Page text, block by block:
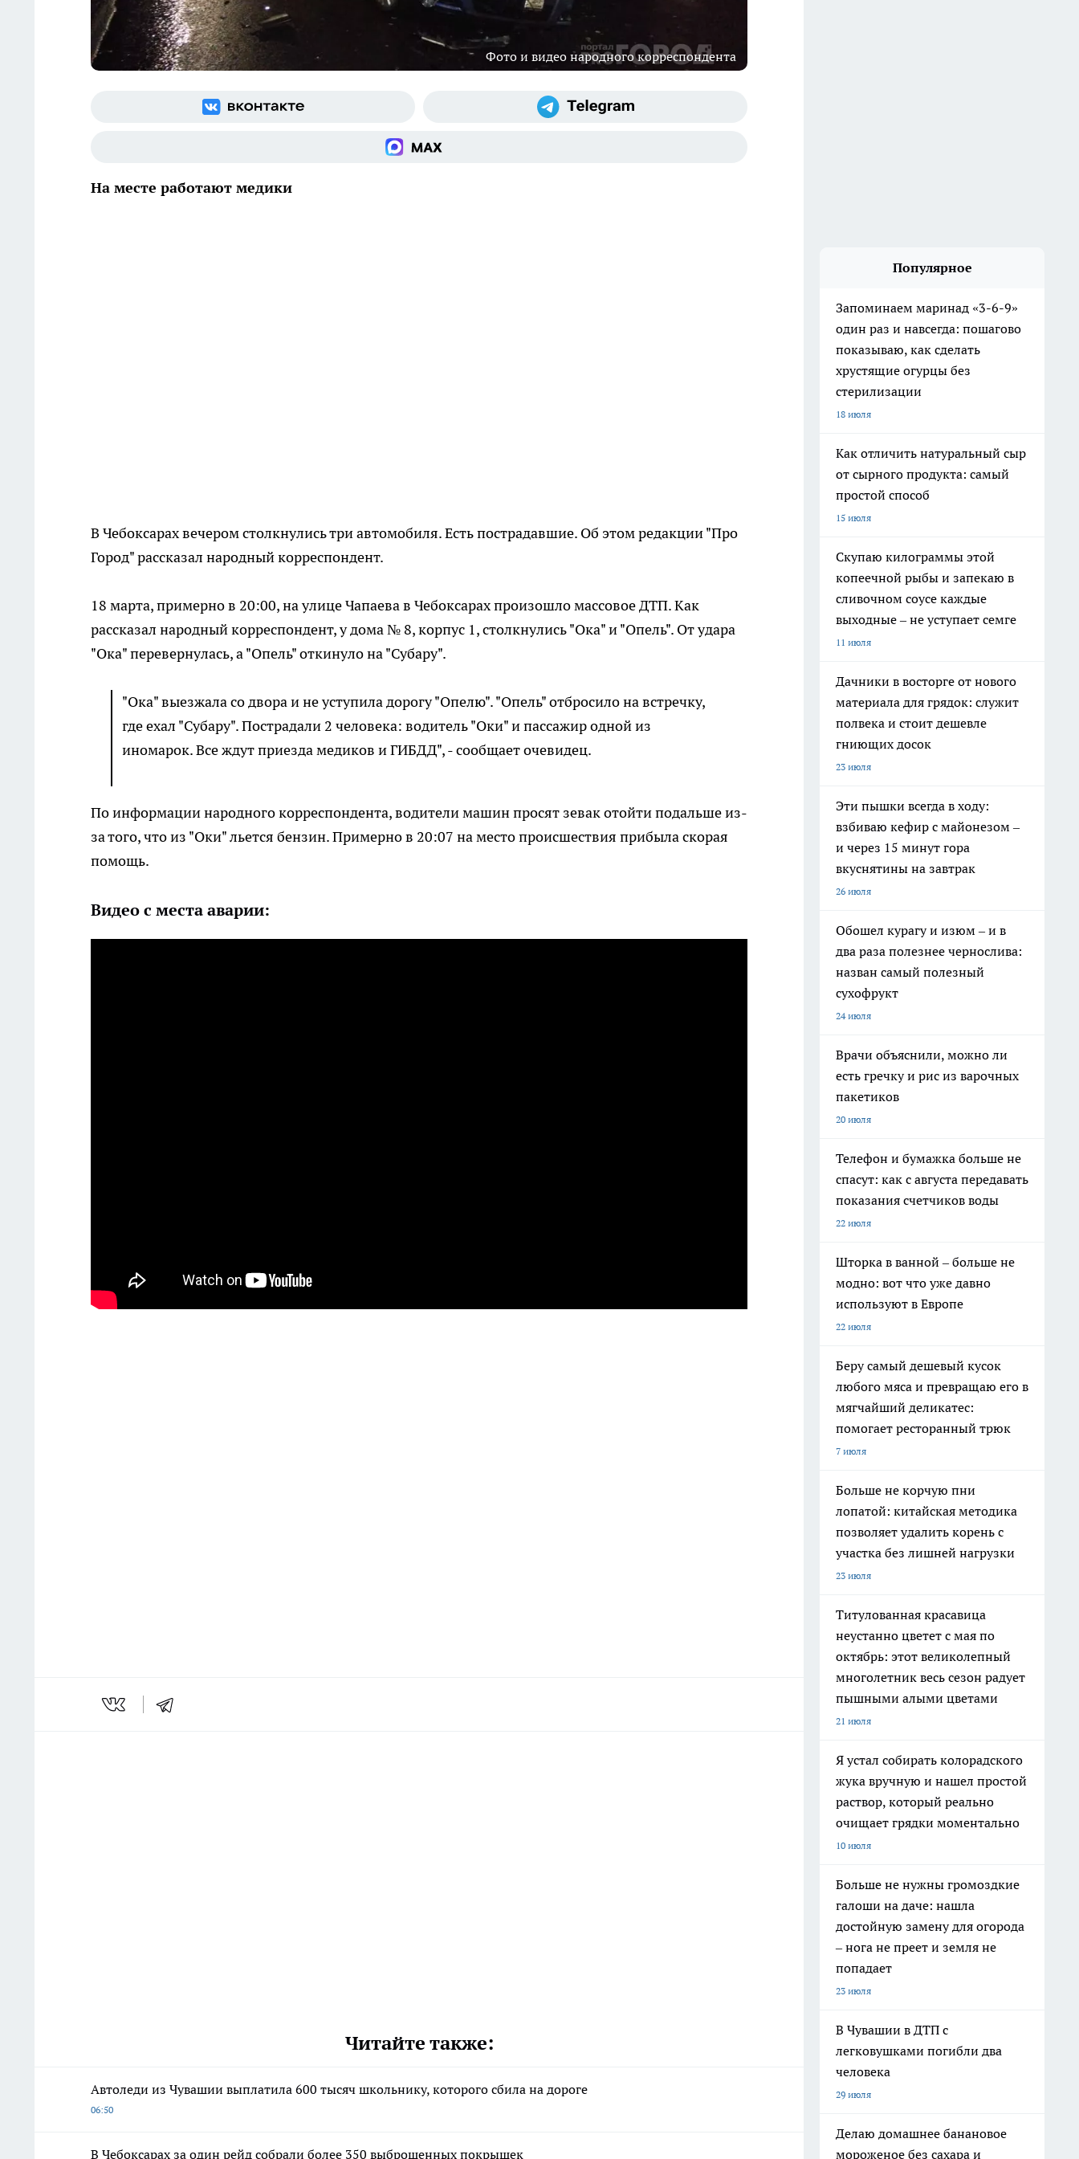
Фото и видео народного корреспондента
На месте работают медики
В Чебоксарах вечером столкнулись три автомобиля. Есть пострадавшие. Об этом редакции "Про
Город" рассказал народный корреспондент.
18 марта, примерно в 20:00, на улице Чапаева в Чебоксарах произошло массовое ДТП. Как
рассказал народный корреспондент, у дома № 8, корпус 1, столкнулись "Ока" и "Опель". От удара
"Ока" перевернулась, а "Опель" откинуло на "Субару".
"Ока" выезжала со двора и не уступила дорогу "Опелю". "Опель" отбросило на встречку,
где ехал "Субару". Пострадали 2 человека: водитель "Оки" и пассажир одной из
иномарок. Все ждут приезда медиков и ГИБДД", - сообщает очевидец.
По информации народного корреспондента, водители машин просят зевак отойти подальше из-
за того, что из "Оки" льется бензин. Примерно в 20:07 на место происшествия прибыла скорая
помощь.
Видео с места аварии:
Читайте также:
Автоледи из Чувашии выплатила 600 тысяч школьнику, которого сбила на дороге
06:50
В Чебоксарах за один рейд собрали более 350 выброшенных покрышек
Популярное
Запоминаем маринад «3-6-9»
один раз и навсегда: пошагово
показываю, как сделать
хрустящие огурцы без
стерилизации
18 июля
Как отличить натуральный сыр
от сырного продукта: самый
простой способ
15 июля
Скупаю килограммы этой
копеечной рыбы и запекаю в
сливочном соусе каждые
выходные – не уступает семге
11 июля
Дачники в восторге от нового
материала для грядок: служит
полвека и стоит дешевле
гниющих досок
23 июля
Эти пышки всегда в ходу:
взбиваю кефир с майонезом –
и через 15 минут гора
вкуснятины на завтрак
26 июля
Обошел курагу и изюм – и в
два раза полезнее чернослива:
назван самый полезный
сухофрукт
24 июля
Врачи объяснили, можно ли
есть гречку и рис из варочных
пакетиков
20 июля
Телефон и бумажка больше не
спасут: как с августа передавать
показания счетчиков воды
22 июля
Шторка в ванной – больше не
модно: вот что уже давно
используют в Европе
22 июля
Беру самый дешевый кусок
любого мяса и превращаю его в
мягчайший деликатес:
помогает ресторанный трюк
7 июля
Больше не корчую пни
лопатой: китайская методика
позволяет удалить корень с
участка без лишней нагрузки
23 июля
Титулованная красавица
неустанно цветет с мая по
октябрь: этот великолепный
многолетник весь сезон радует
пышными алыми цветами
21 июля
Я устал собирать колорадского
жука вручную и нашел простой
раствор, который реально
очищает грядки моментально
10 июля
Больше не нужны громоздкие
галоши на даче: нашла
достойную замену для огорода
– нога не преет и земля не
попадает
23 июля
В Чувашии в ДТП с
легковушками погибли два
человека
29 июля
Делаю домашнее банановое
мороженое без сахара и